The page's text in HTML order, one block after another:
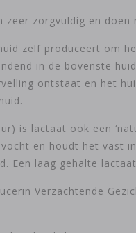
zeer zorgvuldig en
zelf produceert om
in de bovenste
ontstaat en het
is lactaat ook een
en houdt het vast
Een laag gehalte
Verzachtende